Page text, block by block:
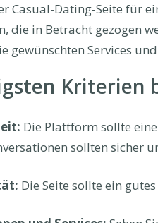
Casual-Dating-Seite für
die in Betracht gezogen
gewünschten Services
Kriterien
Die Plattform sollte
sollten sicher
Die Seite sollte ein